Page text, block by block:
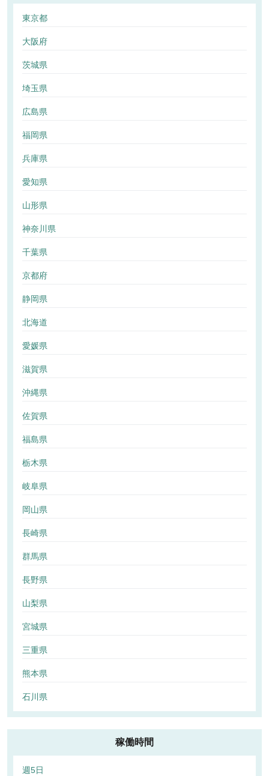
東京都
大阪府
茨城県
埼玉県
広島県
福岡県
兵庫県
愛知県
山形県
神奈川県
千葉県
京都府
静岡県
北海道
愛媛県
滋賀県
沖縄県
佐賀県
福島県
栃木県
岐阜県
岡山県
長崎県
群馬県
長野県
山梨県
宮城県
三重県
熊本県
石川県
稼働時間
週5日